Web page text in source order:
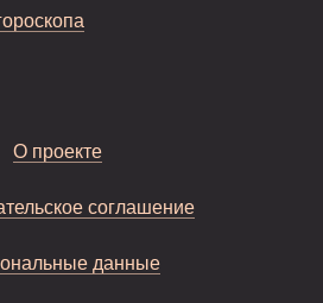
О проекте
соглашение
данные